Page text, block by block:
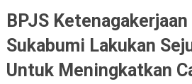
BPJS Ketenagakerjaan
Sukabumi Lakukan
Untuk Meningkatkan